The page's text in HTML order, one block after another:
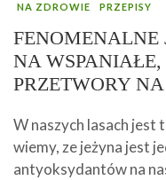
NA ZDROWIE PRZEPISY
FENOMENALNE
NA WSPANIAŁE,
PRZETWORY
W naszych lasach jest
wiemy, ze jeżyna jest
antyoksydantów na